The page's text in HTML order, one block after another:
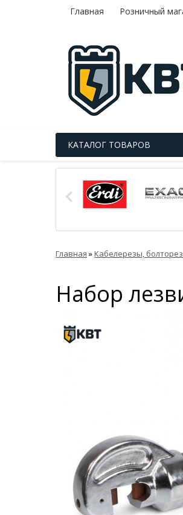
Главная Розничный
КАТАЛОГ ТОВАРОВ
Главная »Кабелерезы,
Набор